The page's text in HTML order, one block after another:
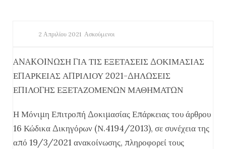
2 Απριλίου 2021 Ασκούμενοι
ANAKOINΩΣΗ ΓΙΑ ΤΙΣ ΕΞΕΤΑΣΕΙΣ ΔΟΚΙΜΑΣΙΑΣ
ΕΠΑΡΚΕΙΑΣ ΑΠΡΙΛΙΟΥ 2021-ΔΗΛΩΣΕΙΣ
ΕΠΙΛΟΓΗΣ ΕΞΕΤΑΖΟΜΕΝΩΝ ΜΑΘΗΜΑΤΩΝ
Η Μόνιμη Επιτροπή Δοκιμασίας Επάρκειας του άρθρου
16 Κώδικα Δικηγόρων (Ν.4194/2013), σε συνέχεια της
από 19/3/2021 ανακοίνωσης, πληροφορεί τους